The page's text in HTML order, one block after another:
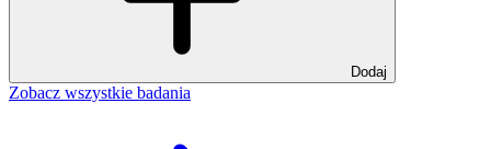
Dodaj
Zobacz wszystkie badania